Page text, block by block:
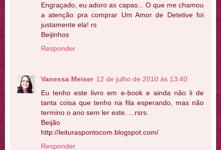
Engraçado, eu adoro as capas... O que me chamou
a atenção pra comprar Um Amor de Detetive foi
justamente ela! rs
Beijinhos
Responder
Vanessa Meiser 12 de julho de 2010 às 13:40
Eu tenho este livro em e-book e ainda não li de
tanta coisa que tenho na fila esperando, mas não
termino o ano sem ler este.....rsrs.
Beijão
http://leituraspontocom.blogspot.com/
Responder